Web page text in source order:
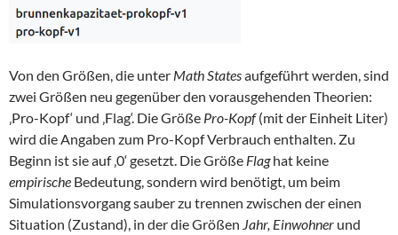
Von den Größen, die unter Math Statesaufgeführt werden, sind
zwei Größen neu gegenüber den vorausgehenden Theorien:
‚Pro-Kopf‘ und ‚Flag‘. Die Größe Pro-Kopf(mit der Einheit Liter)
wird die Angaben zum Pro-Kopf Verbrauch enthalten. Zu
Beginn ist sie auf ‚0‘ gesetzt. Die Größe Flaghat keine
empirische Bedeutung, sondern wird benötigt, um beim
Simulationsvorgang sauber zu trennen zwischen der einen
Situation (Zustand), in der die Größen Jahr, Einwohner und